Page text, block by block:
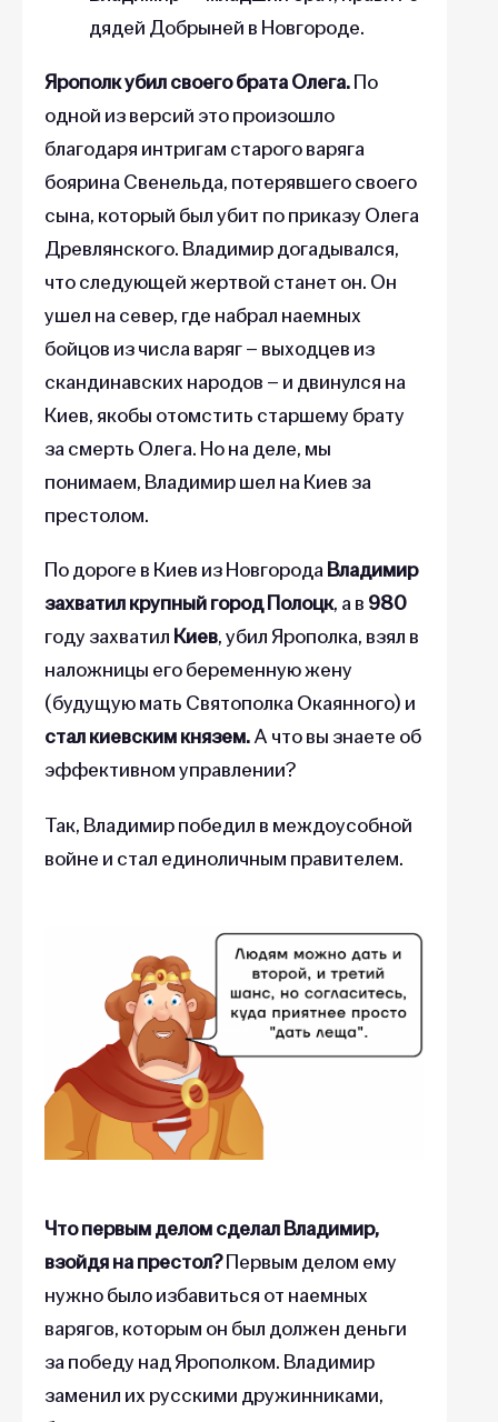
дядей Добрыней в Новгороде.
Ярополк убил своего брата Олега.По
одной из версий это произошло
благодаря интригам старого варяга
боярина Свенельда, потерявшего своего
сына, который был убит по приказу Олега
Древлянского. Владимир догадывался,
что следующей жертвой станет он. Он
ушел на север, где набрал наемных
бойцов из числа варяг – выходцев из
скандинавских народов – и двинулся на
Киев, якобы отомстить старшему брату
за смерть Олега. Но на деле, мы
понимаем, Владимир шел на Киев за
престолом.
По дороге в Киев из НовгородаВладимир
захватил крупный город Полоцк, а в 980
году захватил Киев, убил Ярополка, взял в
наложницы его беременную жену
(будущую мать Святополка Окаянного) и
стал киевским князем.А что вы знаете об
эффективном управлении?
Так, Владимир победил в междоусобной
войне и стал единоличным правителем.
Что первым делом сделал Владимир,
взойдя на престол?Первым делом ему
нужно было избавиться от наемных
варягов, которым он был должен деньги
за победу над Ярополком. Владимир
заменил их русскими дружинниками,